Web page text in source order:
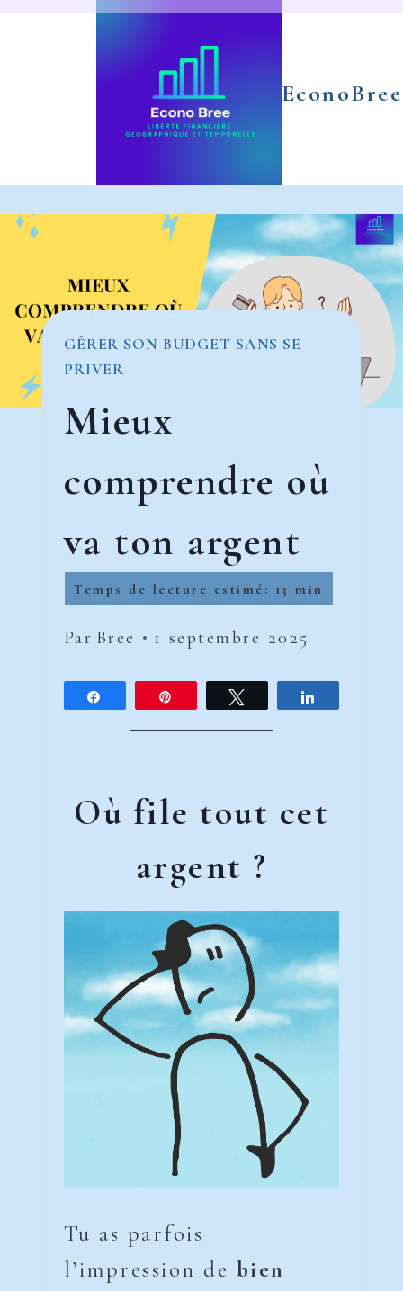
EconoBree
GÉRER SON BUDGET SANS SE
PRIVER
Mieux
comprendre où
va ton argent
Par Bree 1 septembre 2025
Partagez Épingle Tweetez
Où file tout cet
argent ?
Tu as parfois
l’impression de bien